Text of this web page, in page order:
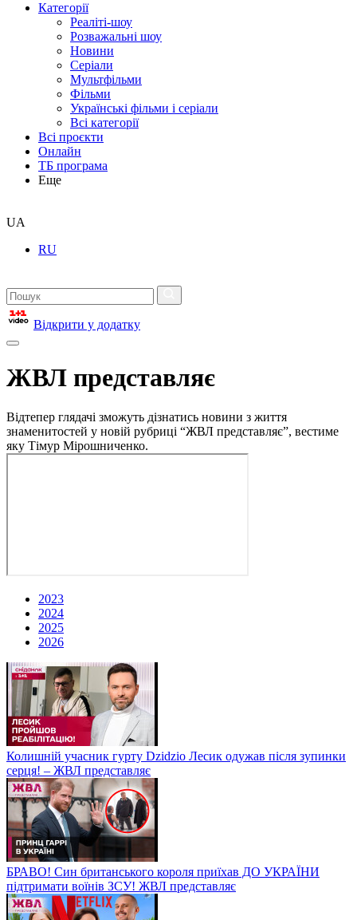
Категорії
Реаліті-шоу
Розважальні шоу
Новини
Серіали
Мультфільми
Фільми
Українські фільми і серіали
Всі категорії
Всі проєкти
Онлайн
ТБ програма
Еще
UA
RU
Відкрити у додатку
ЖВЛ представляє
Відтепер глядачі зможуть дізнатись новини з життя
знаменитостей у новій рубриці “ЖВЛ представляє”, вестиме
яку Тімур Мірошниченко.
2023
2024
2025
2026
Колишній учасник гурту Dzidzio Лесик одужав після зупинки
серця! – ЖВЛ представляє
БРАВО! Син британського короля приїхав ДО УКРАЇНИ
підтримати воїнів ЗСУ! ЖВЛ представляє